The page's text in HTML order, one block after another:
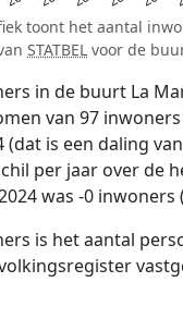
toont het aantal
STATBEL voor de
in de buurt La
van 97 inwoners
is een daling
per jaar over de
was -0 inwoners
is het aantal